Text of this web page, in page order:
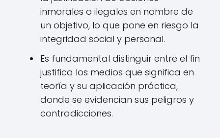
inmorales o ilegales en nombre de
un objetivo, lo que pone en riesgo la
integridad social y personal.
Es fundamental distinguir entre el fin
justifica los medios que significa en
teoría y su aplicación práctica,
donde se evidencian sus peligros y
contradicciones.